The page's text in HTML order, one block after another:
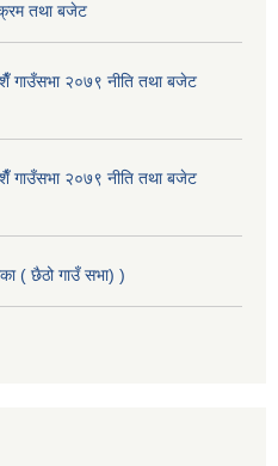
तथा बजेट
गाउँसभा २०७९ नीति तथा बजेट
गाउँसभा २०७९ नीति तथा बजेट
( छैठो गाउँ सभा) )